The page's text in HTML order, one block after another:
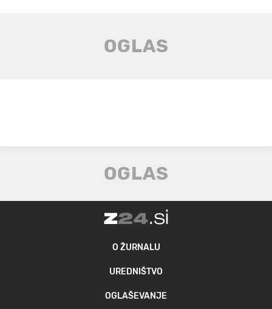
O ŽURNALU
UREDNIŠTVO
OGLAŠEVANJE